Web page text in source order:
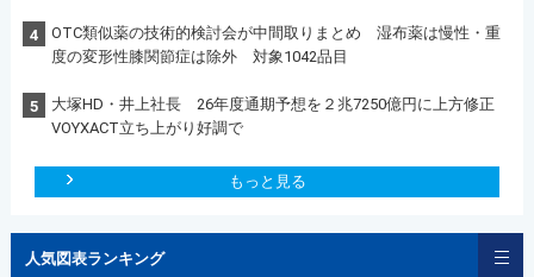
4
OTC類似薬の技術的検討会が中間取りまとめ 湿布薬は慢性・重
度の変形性膝関節症は除外 対象1042品目
5
大塚HD・井上社長 26年度通期予想を２兆7250億円に上方修正
VOYXACT立ち上がり好調で
もっと見る
人気図表ランキング